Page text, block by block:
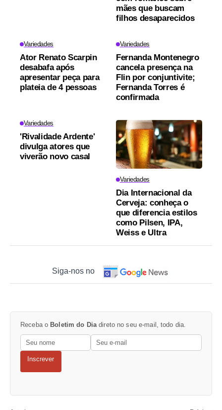
mães que buscam
filhos desaparecidos
Variedades
Ator Renato Scarpin
desabafa após
apresentar peça para
plateia de 4 pessoas
Variedades
Fernanda Montenegro
cancela presença na
Flin por conjuntivite;
Fernanda Torres é
confirmada
Variedades
'Rivalidade Ardente'
divulga atores que
viverão novo casal
Variedades
Dia Internacional da
Cerveja: conheça o
que diferencia estilos
como Pilsen, IPA,
Weiss e Ultra
Siga-nos no
Receba o Boletim do Diadireto no seu e-mail, todo dia.
Inscrever